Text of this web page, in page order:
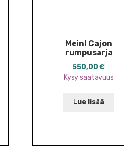
Meinl Cajon
rumpusarja
550,00€
Kysy saatavuus
Lue lisää